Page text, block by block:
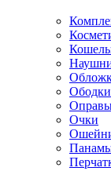
Ободки
Очки